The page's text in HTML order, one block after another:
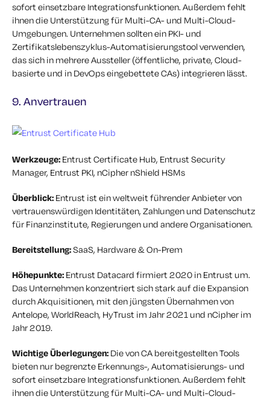
sofort einsetzbare Integrationsfunktionen. Außerdem fehlt
ihnen die Unterstützung für Multi-CA- und Multi-Cloud-
Umgebungen. Unternehmen sollten ein PKI- und
Zertifikatslebenszyklus-Automatisierungstool verwenden,
das sich in mehrere Aussteller (öffentliche, private, Cloud-
basierte und in DevOps eingebettete CAs) integrieren lässt.
9. Anvertrauen
Werkzeuge: Entrust Certificate Hub, Entrust Security
Manager, Entrust PKI, nCipher nShield HSMs
Überblick: Entrust ist ein weltweit führender Anbieter von
vertrauenswürdigen Identitäten, Zahlungen und Datenschutz
für Finanzinstitute, Regierungen und andere Organisationen.
Bereitstellung:SaaS, Hardware & On-Prem
Höhepunkte: Entrust Datacard firmiert 2020 in Entrust um.
Das Unternehmen konzentriert sich stark auf die Expansion
durch Akquisitionen, mit den jüngsten Übernahmen von
Antelope, WorldReach, HyTrust im Jahr 2021 und nCipher im
Jahr 2019.
Wichtige Überlegungen: Die von CA bereitgestellten Tools
bieten nur begrenzte Erkennungs-, Automatisierungs- und
sofort einsetzbare Integrationsfunktionen. Außerdem fehlt
ihnen die Unterstützung für Multi-CA- und Multi-Cloud-